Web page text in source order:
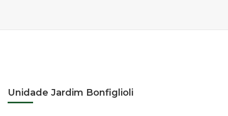
Unidade Jardim Bonfiglioli